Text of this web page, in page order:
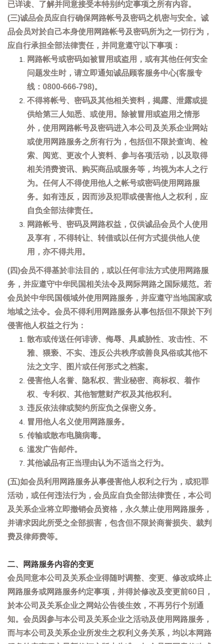
已详读、了解并同意接受本特别约定事项之所有内容。
(三)诚品会员应自行确保网路帐号及密码之机密与安全。诚
品会员对於自己本身使用网路帐号及密码所为之一切行为，
应自行承担全部法律责任，并同意遵守以下事项：
网路帐号或密码如被冒用或盗用，或有其他任何安全
问题发生时，请立即通知诚品顾客服务中心(客服专
线：0800-666-798)。
不得将帐号、密码及其他相关资料，揭露、泄露或提
供给第三人知悉、或使用。除被冒用或盗用之情形
外，使用网路帐号及密码进入本公司及关系企业网站
或使用网路服务之所有行为，包括但不限於查询、检
索、阅览、更改个人资料、参与各项活动，以及取得
相关消费资讯、购买商品或服务等，均视为本人之行
为。任何人不得使用他人之帐号或密码使用网路服
务。如有违反，因而涉及犯罪或侵害他人之权利，应
自负全部法律责任。
网路帐号、密码及网路权益，仅供诚品会员个人使用
及享有，不得转让、转借或以任何方式提供他人使
用，亦不得共用。
(四)会员不得基於非法目的，或以任何非法方式使用网路服
务，并应遵守中华民国相关法令及网际网路之国际规范。若
会员於中华民国领域外使用网路服务，并应遵守当地国家或
地域之法令。会员不得利用网路服务从事包括但不限於下列
侵害他人权益之行为：
散布或传送任何诽谤、侮辱、具威胁性、攻击性、不
雅、猥亵、不实、违反公共秩序或善良风俗或其他不
法之文字、图片或任何形式之档案。
侵害他人名誉、隐私权、营业秘密、商标权、着作
权、专利权、其他智慧财产权及其他权利。
违反依法律或契约所应负之保密义务。
冒用他人名义使用网路服务。
传输或散布电脑病毒。
滥发广告邮件。
其他诚品有正当理由认为不适当之行为。
(五)如会员利用网路服务从事侵害他人权利之行为，或犯罪
活动，或任何违法行为，会员应自负全部法律责任，本公司
及关系企业将立即撤销会员资格，永久禁止使用网路服务，
并请求因此所受之全部损害，包含但不限於商誉损失、裁判
费及律师费等。
二、网路服务内容的变更
会员同意本公司及关系企业得随时调整、变更、修改或终止
网路服务或网路服务约定事项，并得於修改及变更前60日，
於本公司及关系企业之网站公告後生效，不再另行个别通
知。会员因参与本公司及关系企业之活动及使用网路服务，
而与本公司及关系企业所发生之权利义务关系，均以本网路